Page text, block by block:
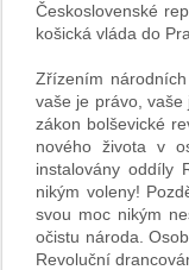
Československé
košická vláda do
Zřízením
vaše je právo, vaše
zákon bolševické
nového života v
instalovány oddíly
nikým voleny!
svou moc nikým
očistu národa.
Revoluční